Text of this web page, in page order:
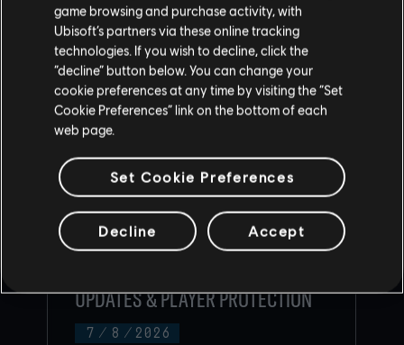
7 / 8 / 2026
RAINBOW SIX SIEGE COMMUNITY
CHECKPOINT RECAP: CORE RULES,
UPDATES & PLAYER PROTECTION
game browsing and purchase activity, with
Ubisoft’s partners via these online tracking
technologies. If you wish to decline, click the
“decline” button below. You can change your
cookie preferences at any time by visiting the “Set
Cookie Preferences” link on the bottom of each
web page.
Set Cookie Preferences
Decline Accept